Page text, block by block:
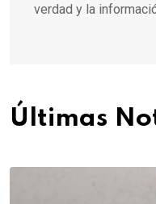
verdad y la
Últimas